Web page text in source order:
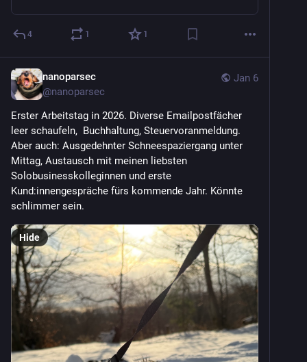
4 1 1
Jan 6
nanoparsec
@nanoparsec
Erster Arbeitstag in 2026. Diverse Emailpostfächer
leer schaufeln,  Buchhaltung, Steuervoranmeldung.
Aber auch: Ausgedehnter Schneespaziergang unter
Mittag, Austausch mit meinen liebsten
Solobusinesskolleginnen und erste
Kund:innengespräche fürs kommende Jahr. Könnte
schlimmer sein.
Hide